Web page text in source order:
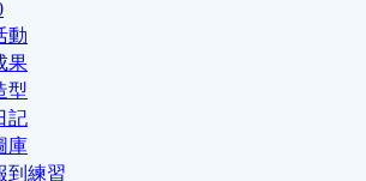
動
果
型
記
庫
到練習